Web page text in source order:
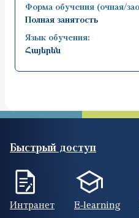
Форма обучения (очная/
Полная занятость
Язык обучения:
Հայերեն
Быстрый доступ
Интранет E-learning